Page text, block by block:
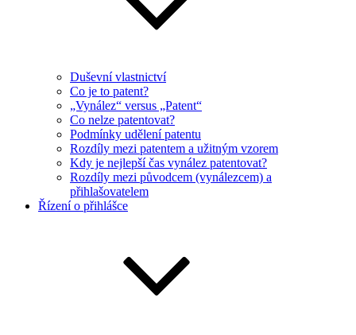
Duševní vlastnictví
Co je to patent?
„Vynález“ versus „Patent“
Co nelze patentovat?
Podmínky udělení patentu
Rozdíly mezi patentem a užitným vzorem
Kdy je nejlepší čas vynález patentovat?
Rozdíly mezi původcem (vynálezcem) a
přihlašovatelem
Řízení o přihlášce